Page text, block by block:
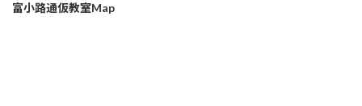
富小路通仮教室Map